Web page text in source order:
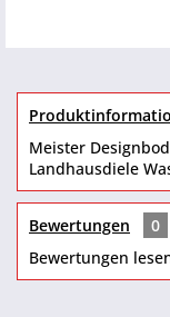
Meister
Landhausdiele
Bewertungen
0
Bewertungen